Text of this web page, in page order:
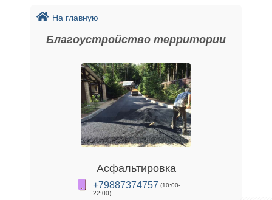
На главную
Благоустройство территории
Асфальтировка
+79887374757 (10:00-
22:00)